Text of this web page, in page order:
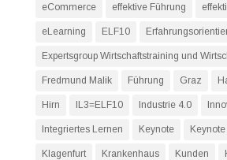
eCommerce effektive Führung
eLearning ELF10
Expertsgroup Wirtschaftstraining und
Fredmund Malik Führung Graz
Hirn IL3=ELF10 Industrie 4.0
Integriertes Lernen Keynote
Klagenfurt Krankenhaus Kunden